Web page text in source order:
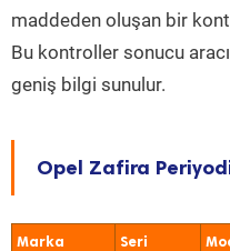
maddeden oluşan bir
Bu kontroller sonucu
geniş bilgi sunulur.
Opel Zafira
Marka Seri